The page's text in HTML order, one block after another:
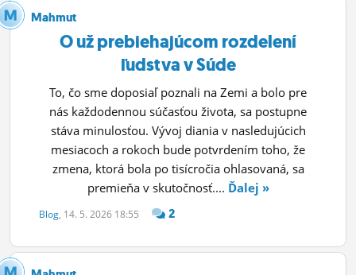
Mahmut
O už prebiehajúcom rozdelení
ľudstva v Súde
To, čo sme doposiaľ poznali na Zemi a bolo pre
nás každodennou súčasťou života, sa postupne
stáva minulosťou. Vývoj diania v nasledujúcich
mesiacoch a rokoch bude potvrdením toho, že
zmena, ktorá bola po tisícročia ohlasovaná, sa
premieňa v skutočnosť.... Ďalej »
Blog, 14. 5. 2026 18:55 2